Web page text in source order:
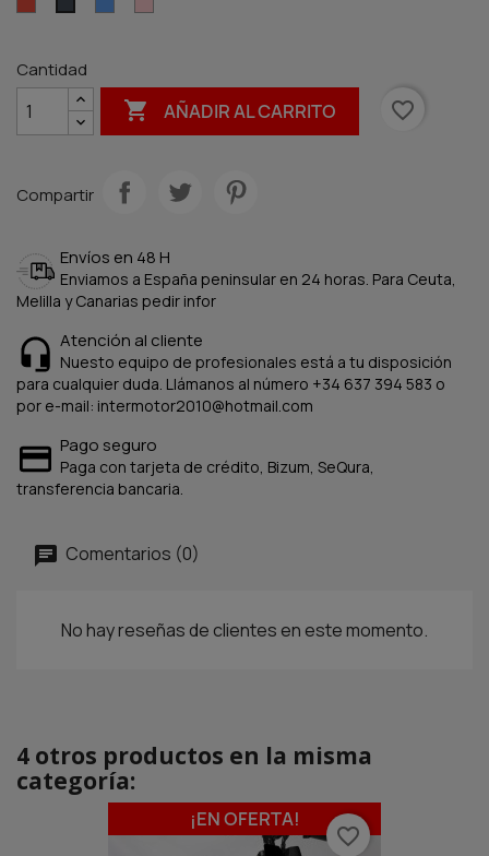
Cantidad
 AÑADIR AL CARRITO favorite_border
Compartir
Envíos en 48 H
Enviamos a España peninsular en 24 horas. Para Ceuta,
Melilla y Canarias pedir infor
Atención al cliente
Nuesto equipo de profesionales está a tu disposición
para cualquier duda. Llámanos al número +34 637 394 583 o
por e-mail: intermotor2010@hotmail.com
Pago seguro
Paga con tarjeta de crédito, Bizum, SeQura,
transferencia bancaria.
Comentarios (0)
No hay reseñas de clientes en este momento.
4 otros productos en la misma
categoría:
¡EN OFERTA!
favorite_border